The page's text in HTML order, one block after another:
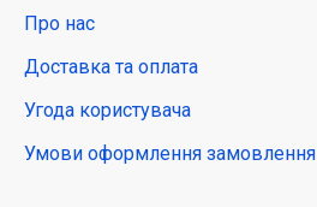
Про нас
Доставка та оплата
Угода користувача
Умови оформлення замовлення